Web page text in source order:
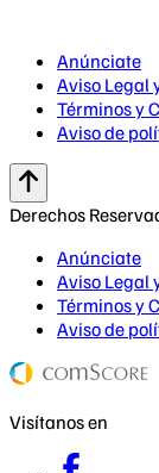
Anúnciate
Aviso Legal
Términos y
Aviso de
Derechos
Anúnciate
Aviso Legal
Términos y
Aviso de
Visítanos en